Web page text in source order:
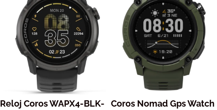
Reloj Coros WAPX4-BLK-
Coros Nomad Gps Watch